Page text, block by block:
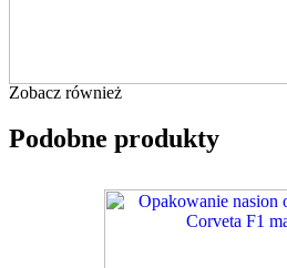
Zobacz również
Podobne produkty